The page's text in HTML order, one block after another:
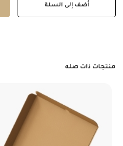
أضف إلى السلة
منتجات ذات صله